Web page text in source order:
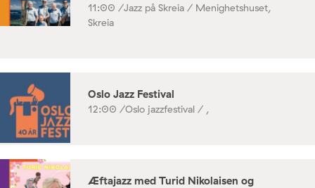
11:00 /Jazz på Skreia / Menighetshuset,
Skreia
Oslo Jazz Festival
12:00 /Oslo jazzfestival / ,
Æftajazz med Turid Nikolaisen og